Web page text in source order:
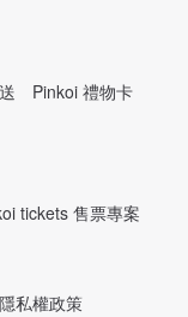
Pinkoi 禮物卡
tickets 售票專案
隱私權政策